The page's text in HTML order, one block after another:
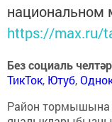
национальном
https://max.ru/
Без социаль
ТикТок, Ютуб,
Район